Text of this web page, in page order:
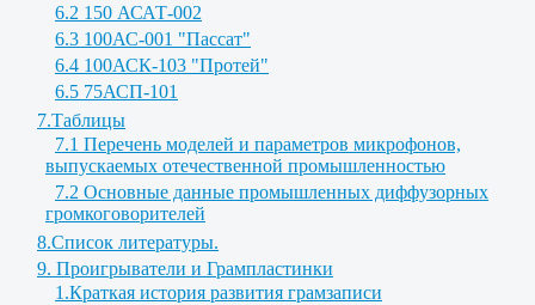
6.2 150 АСАТ-002
6.3 100АС-001 "Пассат"
6.4 100АСК-103 "Протей"
6.5 75АСП-101
7.Таблицы
7.1 Перечень моделей и параметров микрофонов,
выпускаемых отечественной промышленностью
7.2 Основные данные промышленных диффузорных
громкоговорителей
8.Список литературы.
9. Проигрыватели и Грампластинки
1.Краткая история развития грамзаписи